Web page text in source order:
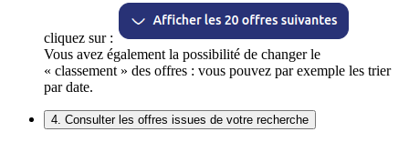
cliquez sur :
Vous avez également la possibilité de changer le
« classement » des offres : vous pouvez par exemple les trier
par date.
4. Consulter les offres issues de votre recherche